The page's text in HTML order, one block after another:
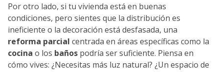
Por otro lado, si tu vivienda está en buenas
condiciones, pero sientes que la distribución es
ineficiente o la decoración está desfasada, una
reforma parcial centrada en áreas específicas como la
cocina o los baños podría ser suficiente. Piensa en
cómo vives: ¿Necesitas más luz natural? ¿Un espacio de